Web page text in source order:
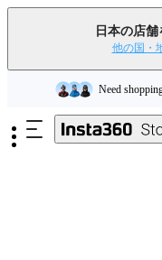
日本の店舗
他の国・
メインコンテンツへス
下取りで旧デバイスを出
Need
Insta360